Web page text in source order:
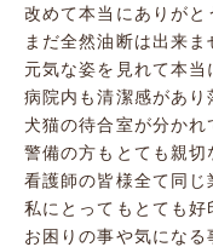
改めて本当にありがと
まだ全然油断は出来ま
元気な姿を見れて本当
病院内も清潔感があり
犬猫の待合室が分かれ
警備の方もとても親切
看護師の皆様全て同じ
私にとってもとても好
お困りの事や気になる